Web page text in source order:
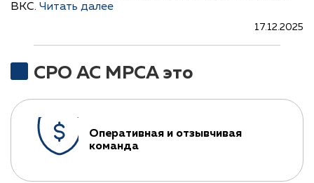
ВКС. Читать далее
17.12.2025
СРО АС МРСА это
Оперативная и отзывчивая
команда